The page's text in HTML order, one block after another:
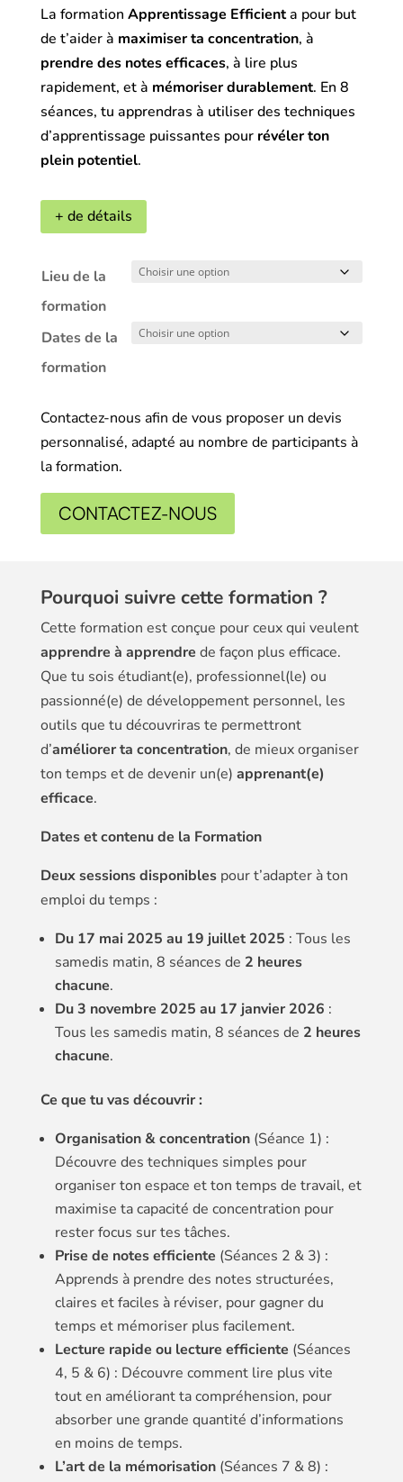
La formation Apprentissage Efficienta pour but
de t’aider à maximiser ta concentration, à
prendre des notes efficaces, à lire plus
rapidement, et à mémoriser durablement. En 8
séances, tu apprendras à utiliser des techniques
d’apprentissage puissantes pour révéler ton
plein potentiel.
+ de détails
Lieu de la
formation
Dates de la
formation
Contactez-nous afin de vous proposer un devis
personnalisé, adapté au nombre de participants à
la formation.
CONTACTEZ-NOUS
Pourquoi suivre cette formation ?
Cette formation est conçue pour ceux qui veulent
apprendre à apprendre de façon plus efficace.
Que tu sois étudiant(e), professionnel(le) ou
passionné(e) de développement personnel, les
outils que tu découvriras te permettront
d’améliorer ta concentration, de mieux organiser
ton temps et de devenir un(e) apprenant(e)
efficace.
Dates et contenu de la Formation
Deux sessions disponiblespour t’adapter à ton
emploi du temps :
Du 17 mai 2025 au 19 juillet 2025 : Tous les
samedis matin, 8 séances de 2 heures
chacune.
Du 3 novembre 2025 au 17 janvier 2026 :
Tous les samedis matin, 8 séances de 2 heures
chacune.
Ce que tu vas découvrir :
Organisation & concentration(Séance 1) :
Découvre des techniques simples pour
organiser ton espace et ton temps de travail, et
maximise ta capacité de concentration pour
rester focus sur tes tâches.
Prise de notes efficiente (Séances 2 & 3) :
Apprends à prendre des notes structurées,
claires et faciles à réviser, pour gagner du
temps et mémoriser plus facilement.
Lecture rapide ou lecture efficiente (Séances
4, 5 & 6) : Découvre comment lire plus vite
tout en améliorant ta compréhension, pour
absorber une grande quantité d’informations
en moins de temps.
L’art de la mémorisation(Séances 7 & 8) :